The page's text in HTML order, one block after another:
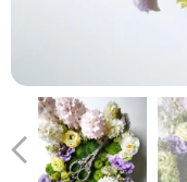
porovnání se